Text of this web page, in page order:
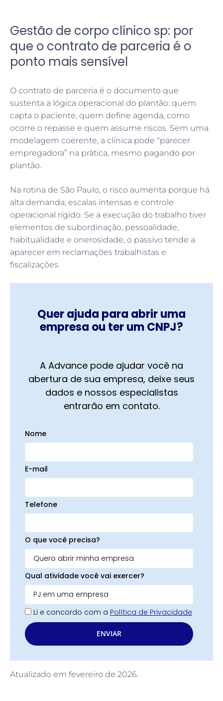
Gestão de corpo clínico sp: por
que o contrato de parceria é o
ponto mais sensível
O contrato de parceria é o documento que
sustenta a lógica operacional do plantão: quem
capta o paciente, quem define agenda, como
ocorre o repasse e quem assume riscos. Sem uma
modelagem coerente, a clínica pode “parecer
empregadora” na prática, mesmo pagando por
plantão.
Na rotina de São Paulo, o risco aumenta porque há
alta demanda, escalas intensas e controle
operacional rígido. Se a execução do trabalho tiver
elementos de subordinação, pessoalidade,
habitualidade e onerosidade, o passivo tende a
aparecer em reclamações trabalhistas e
fiscalizações.
Quer ajuda para abrir uma
empresa ou ter um CNPJ?
A Advance pode ajudar você na
abertura de sua empresa, deixe seus
dados e nossos especialistas
entrarão em contato.
Nome
E-mail
Telefone
O que você precisa?
Qual atividade você vai exercer?
Li e concordo com a Política de Privacidade
ENVIAR
Atualizado em fevereiro de 2026.